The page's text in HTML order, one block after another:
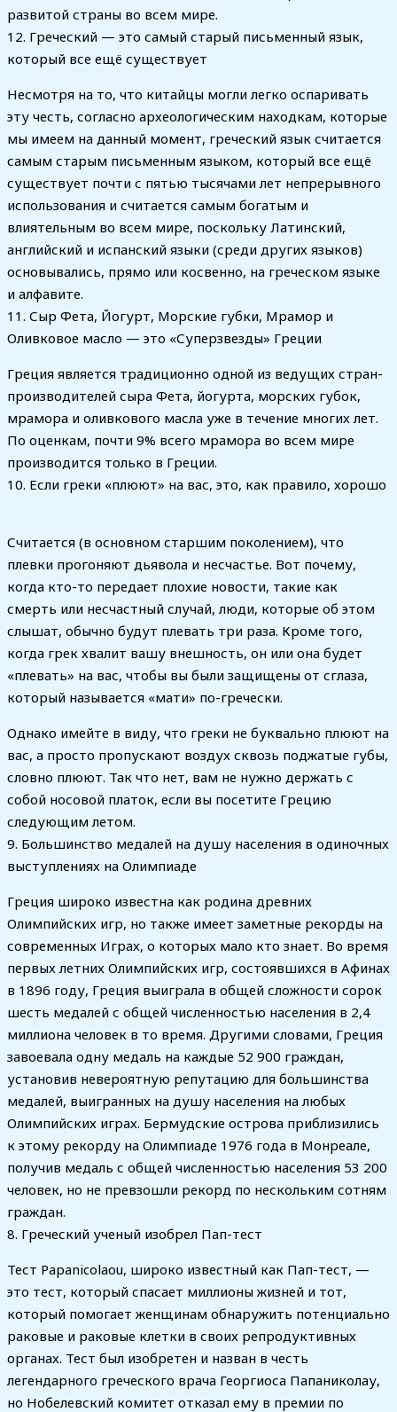
развитой страны во всем мире.
12. Греческий — это самый старый письменный язык,
который все ещё существует
Несмотря на то, что китайцы могли легко оспаривать
эту честь, согласно археологическим находкам, которые
мы имеем на данный момент, греческий язык считается
самым старым письменным языком, который все ещё
существует почти с пятью тысячами лет непрерывного
использования и считается самым богатым и
влиятельным во всем мире, поскольку Латинский,
английский и испанский языки (среди других языков)
основывались, прямо или косвенно, на греческом языке
и алфавите.
11. Сыр Фета, Йогурт, Морские губки, Мрамор и
Оливковое масло — это «Суперзвезды» Греции
Греция является традиционно одной из ведущих стран-
производителей сыра Фета, йогурта, морских губок,
мрамора и оливкового масла уже в течение многих лет.
По оценкам, почти 9% всего мрамора во всем мире
производится только в Греции.
10. Если греки «плюют» на вас, это, как правило, хорошо
Считается (в основном старшим поколением), что
плевки прогоняют дьявола и несчастье. Вот почему,
когда кто-то передает плохие новости, такие как
смерть или несчастный случай, люди, которые об этом
слышат, обычно будут плевать три раза. Кроме того,
когда грек хвалит вашу внешность, он или она будет
«плевать» на вас, чтобы вы были защищены от сглаза,
который называется «мати» по-гречески.
Однако имейте в виду, что греки не буквально плюют на
вас, а просто пропускают воздух сквозь поджатые губы,
словно плюют. Так что нет, вам не нужно держать с
собой носовой платок, если вы посетите Грецию
следующим летом.
9. Большинство медалей на душу населения в одиночных
выступлениях на Олимпиаде
Греция широко известна как родина древних
Олимпийских игр, но также имеет заметные рекорды на
современных Играх, о которых мало кто знает. Во время
первых летних Олимпийских игр, состоявшихся в Афинах
в 1896 году, Греция выиграла в общей сложности сорок
шесть медалей с общей численностью населения в 2,4
миллиона человек в то время. Другими словами, Греция
завоевала одну медаль на каждые 52 900 граждан,
установив невероятную репутацию для большинства
медалей, выигранных на душу населения на любых
Олимпийских играх. Бермудские острова приблизились
к этому рекорду на Олимпиаде 1976 года в Монреале,
получив медаль с общей численностью населения 53 200
человек, но не превзошли рекорд по нескольким сотням
граждан.
8. Греческий ученый изобрел Пап-тест
Тест Papanicolaou, широко известный как Пап-тест, —
это тест, который спасает миллионы жизней и тот,
который помогает женщинам обнаружить потенциально
раковые и раковые клетки в своих репродуктивных
органах. Тест был изобретен и назван в честь
легендарного греческого врача Георгиоса Папаниколау,
но Нобелевский комитет отказал ему в премии по